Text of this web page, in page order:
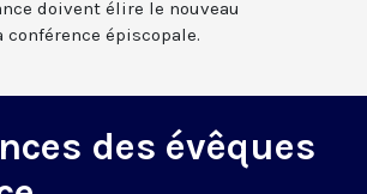
doivent élire le nouveau
épiscopale.
des évêques